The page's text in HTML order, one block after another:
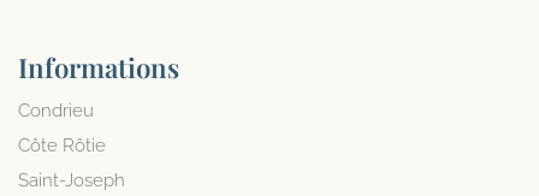
Informations
Condrieu
Côte Rôtie
Saint-Joseph